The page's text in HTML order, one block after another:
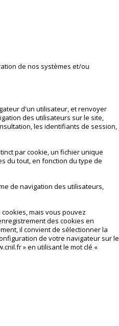
de nos systèmes et/ou
d'un utilisateur, et renvoyer
des utilisateurs sur le site,
les identifiants de session,
par cookie, un fichier unique
du tout, en fonction du type de
de navigation des utilisateurs,
mais vous pouvez
des cookies en
il convient de sélectionner la
de votre navigateur sur le
» en utilisant le mot clé «